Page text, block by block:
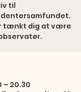
til
tænkt dig at være
– 20.30